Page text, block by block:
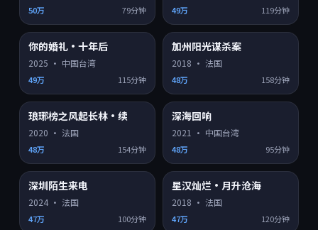
50万 79分钟 49万 119分钟
8.8
你的婚礼·十年后
2025 · 中国台湾
49万 115分钟
7.4
加州阳光谋杀案
2018 · 法国
48万 158分钟
6.8
琅琊榜之风起长林·续
2020 · 法国
48万 154分钟
8.1
深海回响
2021 · 中国台湾
48万 95分钟
8.4
深圳陌生来电
2024· 法国
47万 100分钟
7.8
星汉灿烂·月升沧海
2018 · 法国
47万 120分钟